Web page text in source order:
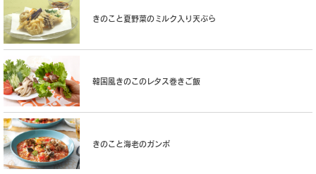
きのこと夏野菜のミルク入り天ぷら
韓国風きのこのレタス巻きご飯
きのこと海老のガンボ